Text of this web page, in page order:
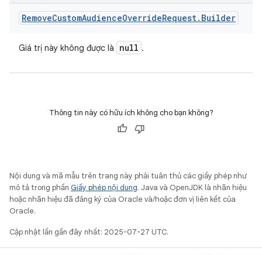
RemoveCustomAudienceOverrideRequest. Builder
Giá trị này không được là null .
Thông tin này có hữu ích không cho bạn không?
Nội dung và mã mẫu trên trang này phải tuân thủ các giấy phép như
mô tả trong phần Giấy phép nội dung. Java và OpenJDK là nhãn hiệu
hoặc nhãn hiệu đã đăng ký của Oracle và/hoặc đơn vị liên kết của
Oracle.
Cập nhật lần gần đây nhất: 2025-07-27 UTC.